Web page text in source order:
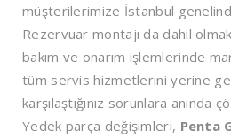
müşterilerimize İstanbul
Rezervuar montajı da dahil
bakım ve onarım işlemlerinde
tüm servis hizmetlerini yerine
karşılaştığınız sorunlara anında
Yedek parça değişimleri, Penta